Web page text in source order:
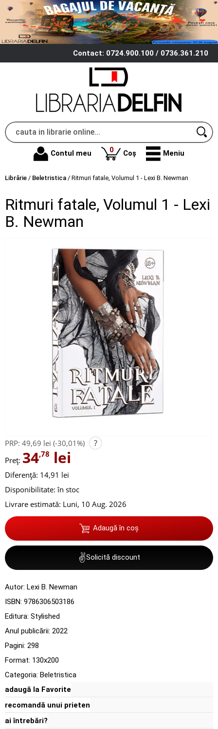
Contact: 0724.900.100 / 0736.361.210
Contul meu 0produse
Coș Meniu
Librărie / Beletristica / Ritmuri fatale, Volumul 1 - Lexi B. Newman
Ritmuri fatale, Volumul 1 - Lexi
B. Newman
PRP: 49,69 lei (-30,01%) ?
Preț: 34,78 lei
Diferență: 14,91 lei
Disponibilitate: în stoc
Livrare estimată: Luni, 10 Aug. 2026
Adaugă în coș
✌Solicită discount
Autor: Lexi B. Newman
ISBN: 9786306503186
Editura: Stylished
Anul publicării: 2022
Pagini: 298
Format: 130x200
Categoria: Beletristica
adaugă la Favorite
recomandă unui prieten
ai întrebări?